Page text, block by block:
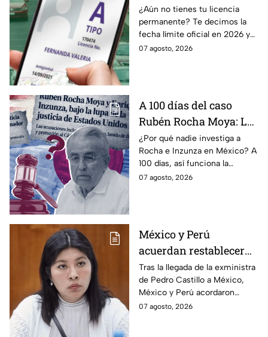
último día para
tramitar la licencia
permanente en CDMX y
Edomex
¿Aún no tienes tu licencia
permanente? Te decimos la
fecha límite oficial en 2026 y
los requisitos para tramitarla
07 agosto, 2026
A 100 días del caso
Rubén Rocha Moya: La
estrategia de Morena
para blindar al
gobernador de Sinaloa
¿Por qué nadie investiga a
Rocha e Inzunza en México? A
100 días, así funciona la
estrategia de Morena para
07 agosto, 2026
México y Perú
acuerdan restablecer
relaciones
diplomáticas tras
llegada de Betssy
Chávez al país
Tras la llegada de la exministra
de Pedro Castillo a México,
México y Perú acordaron
reanudar relaciones desde
07 agosto, 2026